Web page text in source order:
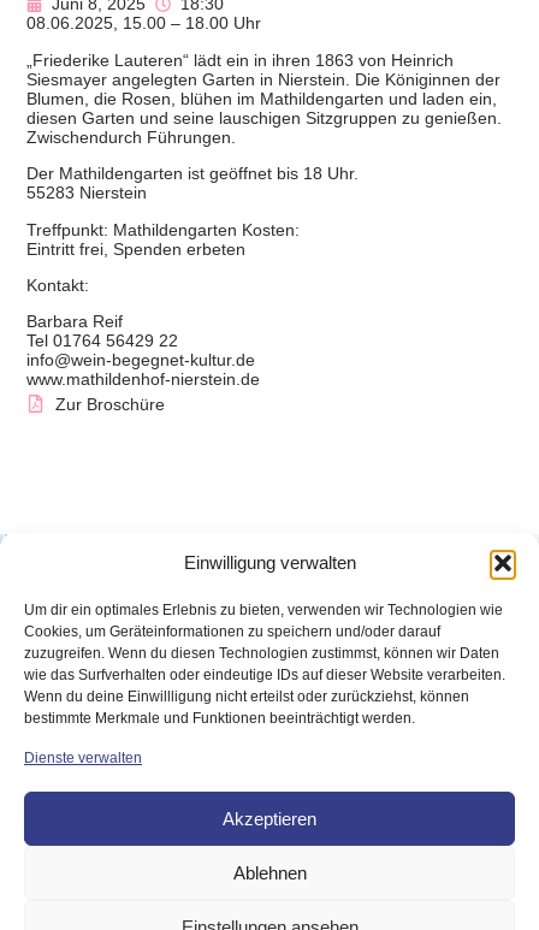
Einwilligung verwalten
Um dir ein optimales Erlebnis zu bieten, verwenden wir Technologien wie
Cookies, um Geräteinformationen zu speichern und/oder darauf
zuzugreifen. Wenn du diesen Technologien zustimmst, können wir Daten
wie das Surfverhalten oder eindeutige IDs auf dieser Website verarbeiten.
Wenn du deine Einwillligung nicht erteilst oder zurückziehst, können
bestimmte Merkmale und Funktionen beeinträchtigt werden.
Dienste verwalten
Akzeptieren
Ablehnen
Juni 8, 2025
18:30
08.06.2025, 15.00 – 18.00 Uhr
„Friederike Lauteren“ lädt ein in ihren 1863 von Heinrich
Siesmayer angelegten Garten in Nierstein. Die Königinnen der
Blumen, die Rosen, blühen im Mathildengarten und laden ein,
diesen Garten und seine lauschigen Sitzgruppen zu genießen.
Zwischendurch Führungen.
Der Mathildengarten ist geöffnet bis 18 Uhr.
55283 Nierstein
Treffpunkt: Mathildengarten Kosten:
Eintritt frei, Spenden erbeten
Kontakt:
Barbara Reif
Tel 01764 56429 22
info@wein-begegnet-kultur.de
www.mathildenhof-nierstein.de
Zur Broschüre
Jetzt kontaktieren
Sie haben Fragen, möchten sich informieren oder uns
unterstützen?
Wir freuen uns auf Ihre Nachricht!
Jetzt Kontakt aufnehmen